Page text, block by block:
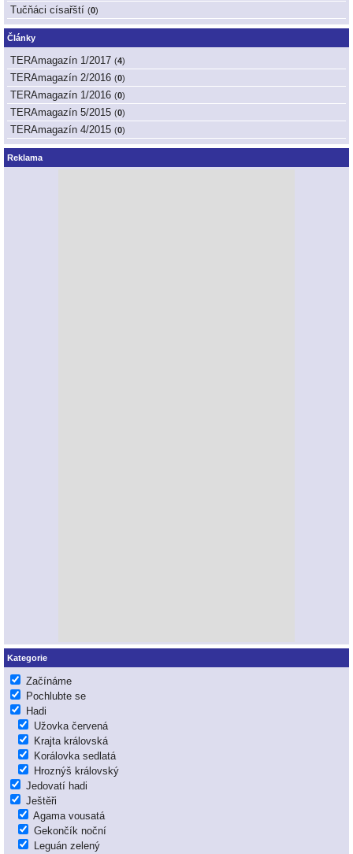
Tučňáci císařští (0)
Články
TERAmagazín 1/2017 (4)
TERAmagazín 2/2016 (0)
TERAmagazín 1/2016 (0)
TERAmagazín 5/2015 (0)
TERAmagazín 4/2015 (0)
Reklama
Kategorie
Začínáme
Pochlubte se
Hadi
Užovka červená
Krajta královská
Korálovka sedlatá
Hroznýš královský
Jedovatí hadi
Ještěři
Agama vousatá
Gekončík noční
Leguán zelený